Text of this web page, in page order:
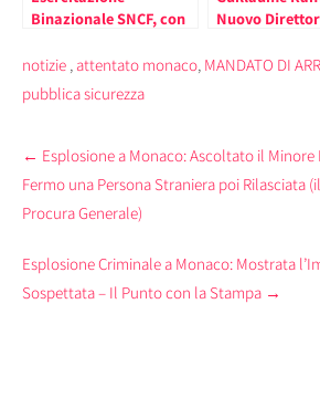
Binazionale SNCF, con
Esplosione, nella
Stazione di Monaco
Nuovo
Hermitage
notizie , attentato monaco, MANDATO DI
pubblica sicurezza
Post
navigation
← Esplosione a Monaco: Ascoltato il
Fermo una Persona Straniera poi Rilasciata
Procura Generale)
Esplosione Criminale a Monaco: Mostrata
Sospettata – Il Punto con la Stampa →